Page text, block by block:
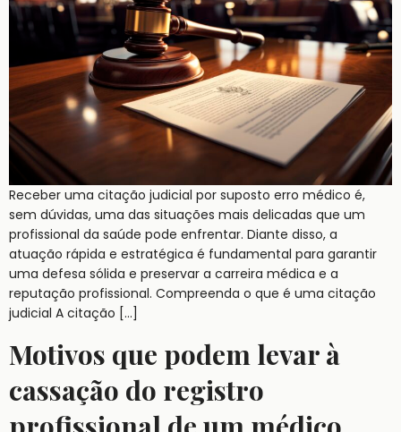
Receber uma citação judicial por suposto erro médico é,
sem dúvidas, uma das situações mais delicadas que um
profissional da saúde pode enfrentar. Diante disso, a
atuação rápida e estratégica é fundamental para garantir
uma defesa sólida e preservar a carreira médica e a
reputação profissional. Compreenda o que é uma citação
judicial A citação […]
Motivos que podem levar à
cassação do registro